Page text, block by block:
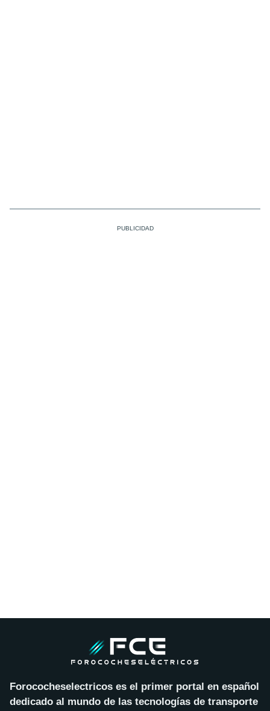
Forococheselectricos es el primer portal en español
dedicado al mundo de las tecnologías de transporte